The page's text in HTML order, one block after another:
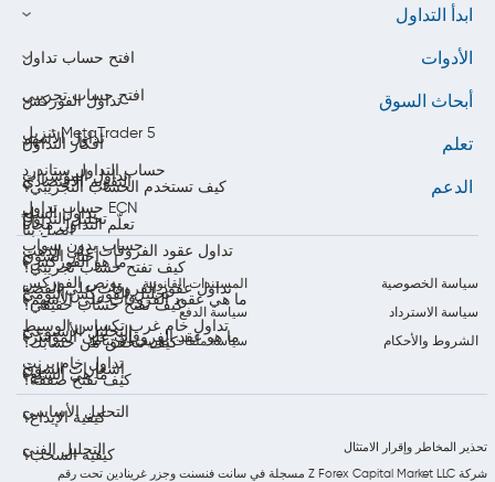
المستندات القانونية
سياسة الخصوصية
سياسة الدفع
سياسة الاسترداد
سياسة ملفات تعريف الارتباط
الشروط والأحكام
ابدأ التداول
افتح حساب تداول
افتح حساب تجريبي
تنزيل MetaTrader 5
حساب التداول ستاندرد
حساب تداول ECN
حساب بدون سواب
بونص الفوركس
الأدوات
تداول الفوركس
تداول الأسهم
تداول المؤشرات
تداول السلع
تداول عقود الفروقات على الذهب
تداول عقود الفروقات على الفضة
تداول خام غرب تكساس الوسيط
تداول خام برنت
أبحاث السوق
أفكار التداول
التقويم الاقتصادي
تحليل التداول
أخبار السوق
تحليل الفوركس اليومي
التحليل الأسبوعي
إشعارات السوق
تعلم
كيف تستخدم الحساب التجريبي؟
تعلّم التداول مجاناً
ما هو الفوركس؟
ما هي عقود الفروقات على الأسهم؟
ما هو عقد الفروقات على المؤشر؟
ما هي السلع؟
التحليل الأساسي
التحليل الفني
الدعم
اتصل بنا
كيف تفتح حساب تجريبي؟
كيف تفتح حساب حقيقي؟
كيف تتحقق من حسابك؟
كيف تفتح صفقة؟
كيفية الإيداع؟
كيفية السحب؟
تحذير المخاطر وإقرار الامتثال
شركة Z Forex Capital Market LLC مسجلة في سانت فنسنت وجزر غرينادين تحت رقم